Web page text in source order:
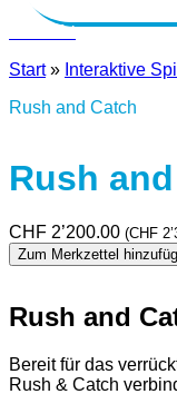
Kontakt
Start» Interaktive
Rush and Catch
Rush
CHF 2’200.00 (CHF
Zum Merkzettel
Rush and
Bereit für das
Rush & Catch